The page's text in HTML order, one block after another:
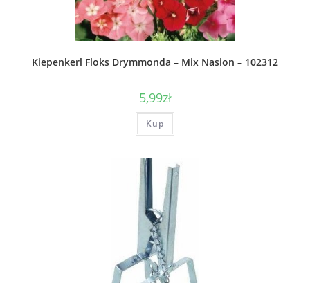
Kiepenkerl Floks Drymmonda – Mix Nasion – 102312
5,99zł
Kup